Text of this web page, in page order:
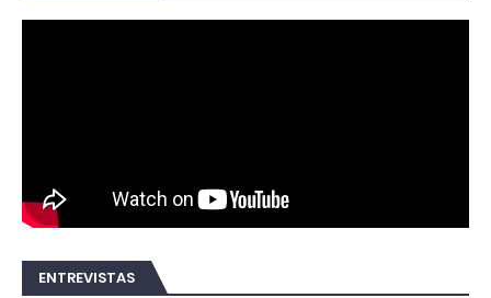
ENTREVISTAS